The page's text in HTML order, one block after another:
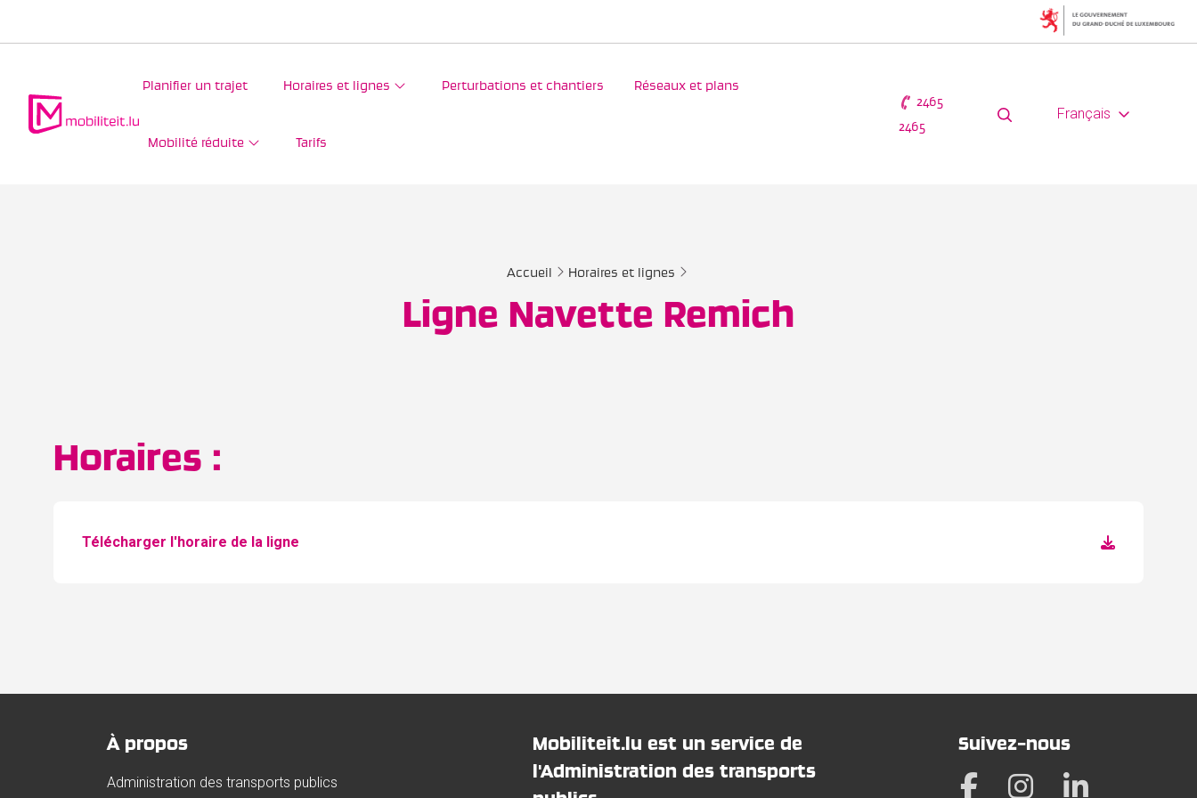
Planifier un trajet Horaires et lignes Perturbations et chantiers Réseaux et plans
Mobilité réduite Tarifs
2465
2465
Français
Accueil Horaires et lignes
Ligne Navette Remich
Horaires :
Télécharger l'horaire de la ligne
À propos
Administration des transports publics
Mobiliteit.lu est un service de
l'Administration des transports
Suivez-nous